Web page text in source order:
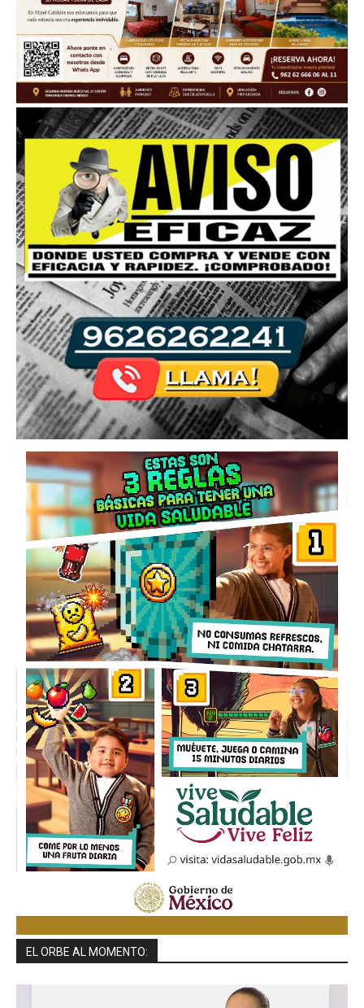
EL ORBE AL MOMENTO: